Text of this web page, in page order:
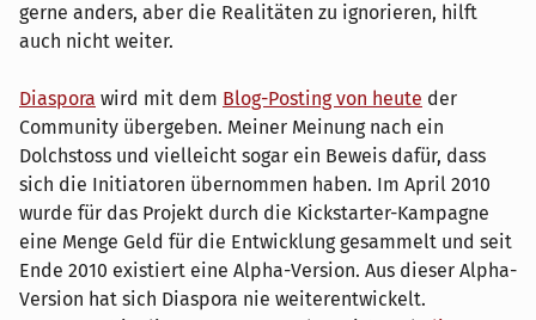
gerne anders, aber die Realitäten zu ignorieren, hilft
auch nicht weiter.
Diaspora wird mit dem Blog-Posting von heute der
Community übergeben. Meiner Meinung nach ein
Dolchstoss und vielleicht sogar ein Beweis dafür, dass
sich die Initiatoren übernommen haben. Im April 2010
wurde für das Projekt durch die Kickstarter-Kampagne
eine Menge Geld für die Entwicklung gesammelt und seit
Ende 2010 existiert eine Alpha-Version. Aus dieser Alpha-
Version hat sich Diaspora nie weiterentwickelt.